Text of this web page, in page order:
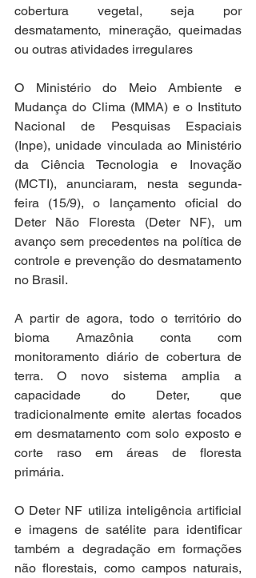
cobertura vegetal, seja por
desmatamento, mineração, queimadas
ou outras atividades irregulares
O Ministério do Meio Ambiente e
Mudança do Clima (MMA) e o Instituto
Nacional de Pesquisas Espaciais
(Inpe), unidade vinculada ao Ministério
da Ciência Tecnologia e Inovação
(MCTI), anunciaram, nesta segunda-
feira (15/9), o lançamento oficial do
Deter Não Floresta (Deter NF), um
avanço sem precedentes na política de
controle e prevenção do desmatamento
no Brasil.
A partir de agora, todo o território do
bioma Amazônia conta com
monitoramento diário de cobertura de
terra. O novo sistema amplia a
capacidade do Deter, que
tradicionalmente emite alertas focados
em desmatamento com solo exposto e
corte raso em áreas de floresta
primária.
O Deter NF utiliza inteligência artificial
e imagens de satélite para identificar
também a degradação em formações
não florestais, como campos naturais,